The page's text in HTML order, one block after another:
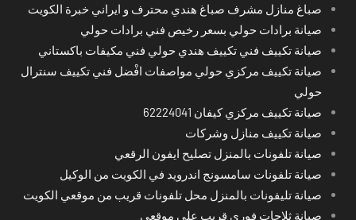
صباغ منازل مشرف صباغ هندي محترف و ايراني خبرة الكويت
صيانة برادات حولي بسعر رخيص فني برادات حولي
صيانة تكييف فني تكييف هندي حولي فني مكيفات باكستاني
صيانة تكييف مركزي حولي مواصفات افْضل فني تكييف سنترال
حولي
صيانة تكييف مركزي كيفان 62224041
صيانة تكييف منازل وشركات
صيانة تلفونات بالمنزل تصليح ايفون الرقعي
صيانة تلفونات سامسونج اندرويد في الكويت من الوكيل
صيانة تليفونات بالمنزل محل تلفونات قريب من موقعي الكويت
صيانة ثلاجات فوري قريب على موقعي